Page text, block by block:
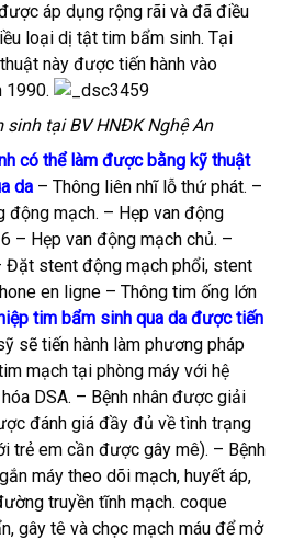
áp dụng rộng rãi và đã điều
loại dị tật tim bẩm sinh. Tại
này được tiến hành vào
1990.
sinh tại BV HNĐK Nghệ An
có thể làm được bằng kỹ thuật
da – Thông liên nhĩ lỗ thứ phát. –
động mạch. – Hẹp van động
– Hẹp van động mạch chủ. –
Đặt stent động mạch phổi, stent
en ligne – Thông tim ống lớn
tim bẩm sinh qua da được tiến
sẽ tiến hành làm phương pháp
mạch tại phòng máy với hệ
DSA. – Bệnh nhân được giải
đánh giá đầy đủ về tình trạng
trẻ em cần được gây mê). – Bệnh
máy theo dõi mạch, huyết áp,
truyền tĩnh mạch. coque
gây tê và chọc mạch máu để mở